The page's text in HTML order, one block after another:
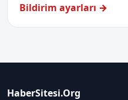
Bildirim ayarları →
HaberSitesi.Org